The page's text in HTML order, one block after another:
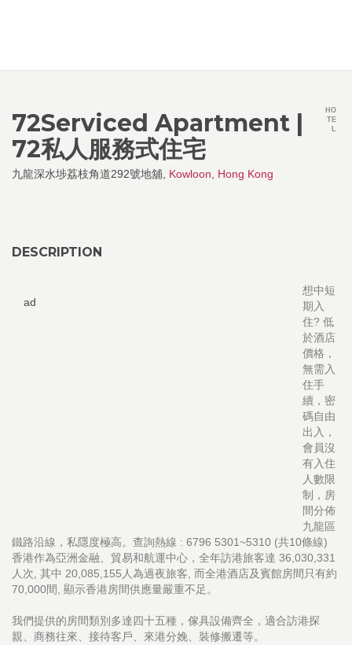
72Serviced Apartment |
72私人服務式住宅
九龍深水埗荔枝角道292號地舖, Kowloon Hong Kong
HO
TE
L
DESCRIPTION
ad
想中短
期入
住? 低
於酒店
價格，
無需入
住手
續，密
碼自由
出入，
會員沒
有入住
人數限
制，房
間分佈
九龍區
鐵路沿線，私隱度極高。查詢熱線 : 6796 5301~5310 (共10條線)
香港作為亞洲金融、貿易和航運中心，全年訪港旅客達 36,030,331
人次, 其中 20,085,155人為過夜旅客, 而全港酒店及賓館房間只有約
70,000間, 顯示香港房間供應量嚴重不足。
我們提供的房間類別多達四十五種，傢具設備齊全，適合訪港探
親、商務往來、接待客戶、來港分娩、裝修搬遷等。